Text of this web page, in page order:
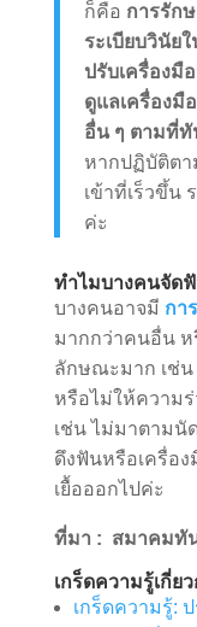
ก็คือ การรัก
ระเบียบวินัย
ปรับเครื่องมื
ดูแลเครื่องมื
อื่น ๆ ตามที่
หากปฏิบัติตา
เข้าที่เร็วขึ้น
ค่ะ
ทำไมบางคนจัด
บางคนอาจมี กา
มากกว่าคนอื่น ห
ลักษณะมาก เช่
หรือไม่ให้ความ
เช่น ไม่มาตามนั
ดึงฟันหรือเครื่อง
เยื้อออกไปค่ะ
ที่มา : สมาคมทั
เกร็ดความรู้เกี่ย
เกร็ดความรู้: